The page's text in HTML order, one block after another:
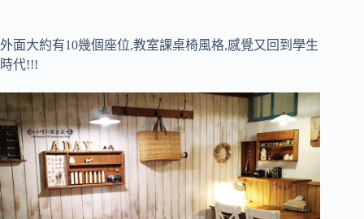
外面大約有10幾個座位,教室課桌椅風格,感覺又回到學生
時代!!!